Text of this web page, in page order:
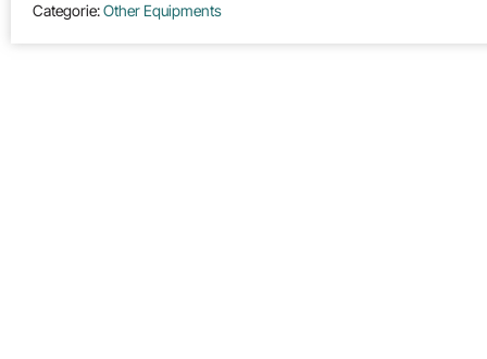
Categorie:Other Equipments